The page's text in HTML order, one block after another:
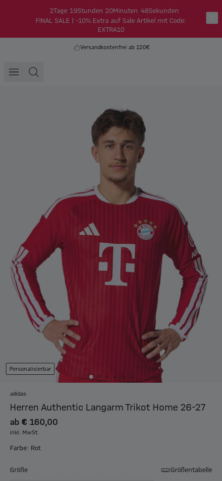
2Tage 19Stunden 20Minuten 48Sekunden
FINAL SALE | -10% Extra auf Sale Artikel mit Code:
EXTRA10
Versandkostenfrei ab 120€
Personalisierbar
adidas
Herren Authentic Langarm Trikot Home 26-27
ab € 160,00
inkl. MwSt.
Farbe: Rot
Größe Größentabelle